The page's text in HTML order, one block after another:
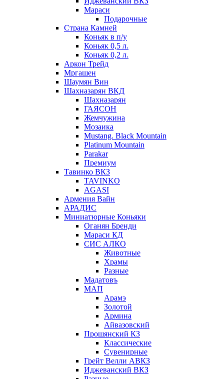
Мараси
Подарочные
Страна Камней
Коньяк в п/у
Коньяк 0,5 л.
Коньяк 0,2 л.
Аркон Трейд
Мргашен
Шаумян Вин
Шахназарян ВКД
Шахназарян
ГАЯСОН
Жемчужина
Мозаика
Mustang. Black Mountain
Platinum Mountain
Parakar
Премиум
Тавинко ВКЗ
TAVINKO
AGASI
Армения Вайн
АРАДИС
Миниатюрные Коньяки
Оганян Бренди
Мараси КД
СИС АЛКО
Животные
Храмы
Разные
Мадатовъ
МАП
Арамэ
Золотой
Армина
Айвазовский
Прошянский КЗ
Классические
Сувенирные
Грейт Велли АВКЗ
Иджеванский ВКЗ